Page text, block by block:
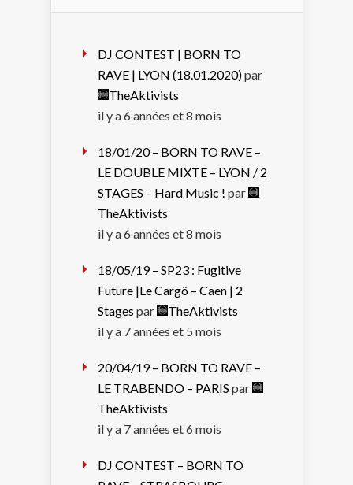
DJ CONTEST | BORN TO
RAVE | LYON (18.01.2020)par
TheAktivists
il y a 6 années et 8 mois
18/01/20 – BORN TO RAVE –
LE DOUBLE MIXTE – LYON / 2
STAGES – Hard Music ! par
TheAktivists
il y a 6 années et 8 mois
18/05/19 – SP23 : Fugitive
Future |Le Cargö – Caen | 2
Stages par
TheAktivists
il y a 7 années et 5 mois
20/04/19 – BORN TO RAVE –
LE TRABENDO – PARIS par
TheAktivists
il y a 7 années et 6 mois
DJ CONTEST – BORN TO